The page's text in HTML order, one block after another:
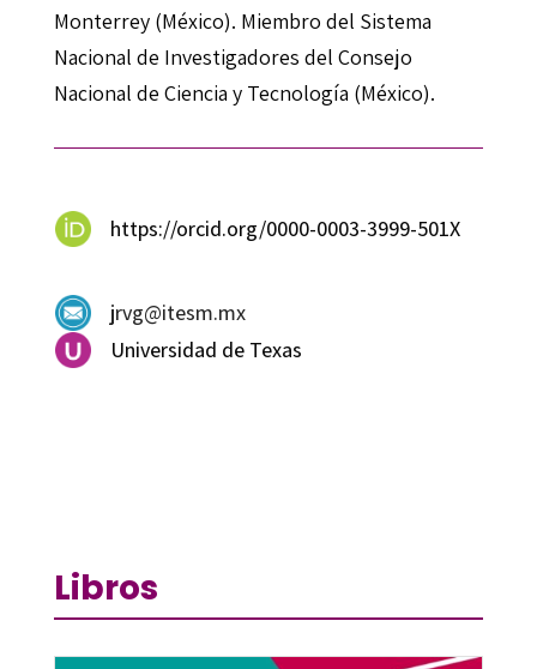
Monterrey (México). Miembro del Sistema
Nacional de Investigadores del Consejo
Nacional de Ciencia y Tecnología (México).
https://orcid.org/0000-0003-3999-501X
jrvg@itesm.mx
Universidad de Texas
Libros